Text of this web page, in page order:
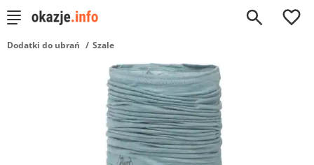
0
Dodatki do ubrań Szale